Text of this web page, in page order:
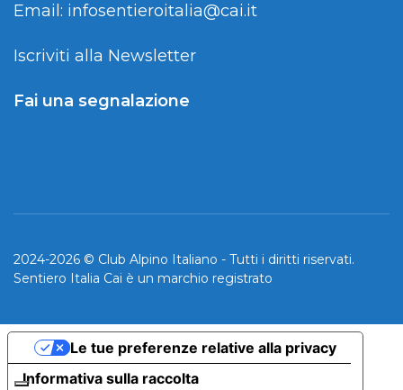
Email: infosentieroitalia@cai.it
Iscriviti alla Newsletter
Fai una segnalazione
2024-2026 © Club Alpino Italiano - Tutti i diritti riservati.
Sentiero Italia Cai è un marchio registrato
Informativa sulla raccolta
Le tue preferenze relative alla privacy